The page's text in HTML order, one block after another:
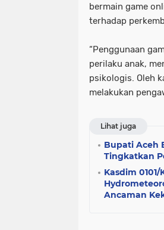
bermain game
terhadap
“Penggunaan
perilaku anak,
psikologis. Oleh
melakukan
Lihat juga
Bupati Aceh
Tingkatkan
Kasdim
Ancaman